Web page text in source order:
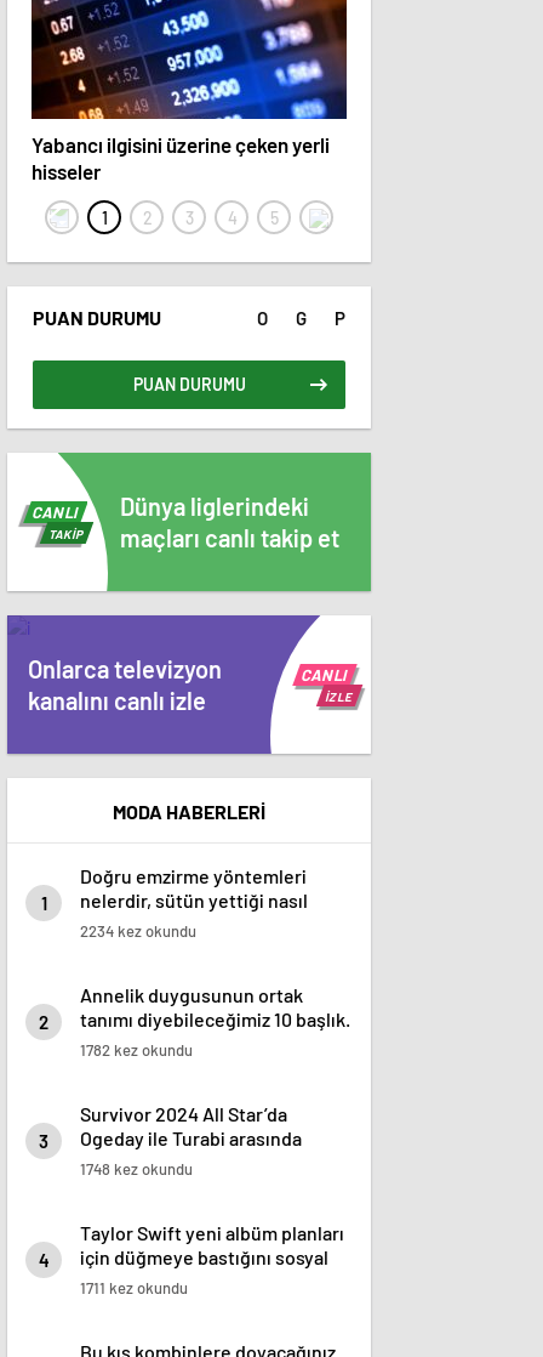
Yabancı ilgisini üzerine çeken yerli
hisseler
PUAN DURUMU O G P
PUAN DURUMU
Dünya liglerindeki
maçları canlı takip et
CANLI
TAKİP
Onlarca televizyon
kanalını canlı izle
CANLI
İZLE
MODA HABERLERİ
1
Doğru emzirme yöntemleri
nelerdir, sütün yettiği nasıl
anlaşılır?
2234 kez okundu
2
Annelik duygusunun ortak
tanımı diyebileceğimiz 10 başlık.
1782 kez okundu
3
Survivor 2024 All Star’da
Ogeday ile Turabi arasında
gerginlik tırmandı! Adaya veda
1748 kez okundu
4
Taylor Swift yeni albüm planları
için düğmeye bastığını sosyal
medyadan duyurdu!
1711 kez okundu
Bu kış kombinlere doyacağınız